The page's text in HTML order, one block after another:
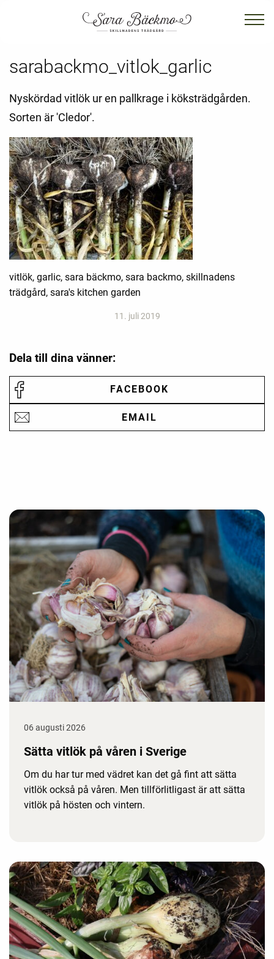
sarabackmo_vitlok_garlic
Nyskördad vitlök ur en pallkrage i köksträdgården.
Sorten är 'Cledor'.
vitlök, garlic, sara bäckmo, sara backmo, skillnadens
trädgård, sara's kitchen garden
11. juli 2019
Dela till dina vänner:
FACEBOOK
EMAIL
06 augusti 2026
Sätta vitlök på våren i Sverige
Om du har tur med vädret kan det gå fint att sätta
vitlök också på våren. Men tillförlitligast är att sätta
vitlök på hösten och vintern.